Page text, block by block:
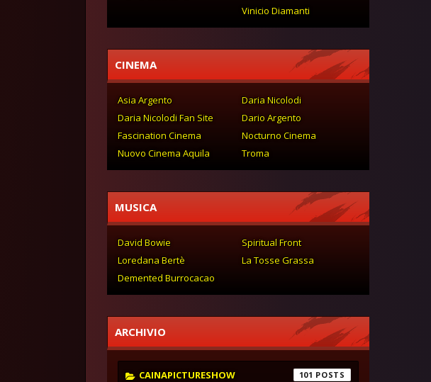
Vinicio Diamanti
CINEMA
Asia Argento
Daria Nicolodi
Daria Nicolodi Fan Site
Dario Argento
Fascination Cinema
Nocturno Cinema
Nuovo Cinema Aquila
Troma
MUSICA
David Bowie
Spiritual Front
Loredana Bertè
La Tosse Grassa
Demented Burrocacao
ARCHIVIO
CAINAPICTURESHOW 101